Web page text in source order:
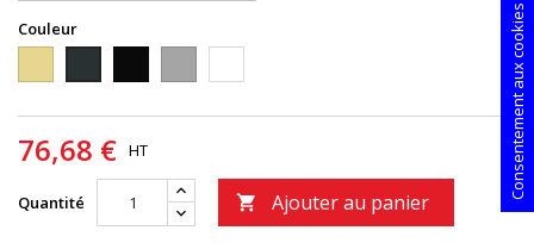
Couleur
76,68 € HT
Quantité  Ajouter au panier
Consentement aux cookies